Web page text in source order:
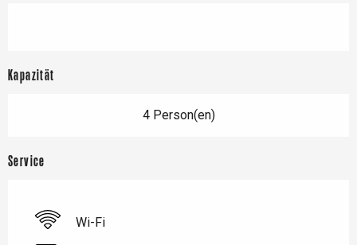
Kapazität
4 Person(en)
Service
Wi-Fi